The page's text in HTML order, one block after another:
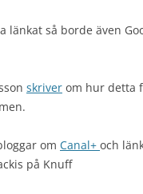
länkat så borde även
skriver om hur detta
om Canal+ och
på Knuff